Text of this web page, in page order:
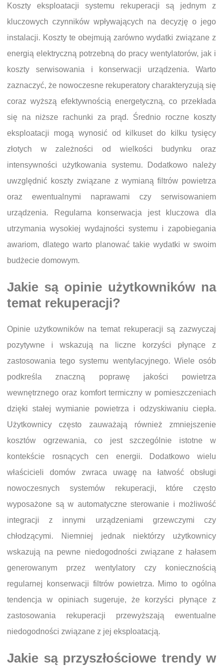
Koszty eksploatacji systemu rekuperacji są jednym z
kluczowych czynników wpływających na decyzję o jego
instalacji. Koszty te obejmują zarówno wydatki związane z
energią elektryczną potrzebną do pracy wentylatorów, jak i
koszty serwisowania i konserwacji urządzenia. Warto
zaznaczyć, że nowoczesne rekuperatory charakteryzują się
coraz wyższą efektywnością energetyczną, co przekłada
się na niższe rachunki za prąd. Średnio roczne koszty
eksploatacji mogą wynosić od kilkuset do kilku tysięcy
złotych w zależności od wielkości budynku oraz
intensywności użytkowania systemu. Dodatkowo należy
uwzględnić koszty związane z wymianą filtrów powietrza
oraz ewentualnymi naprawami czy serwisowaniem
urządzenia. Regularna konserwacja jest kluczowa dla
utrzymania wysokiej wydajności systemu i zapobiegania
awariom, dlatego warto planować takie wydatki w swoim
budżecie domowym.
Jakie są opinie użytkowników na
temat rekuperacji?
Opinie użytkowników na temat rekuperacji są zazwyczaj
pozytywne i wskazują na liczne korzyści płynące z
zastosowania tego systemu wentylacyjnego. Wiele osób
podkreśla znaczną poprawę jakości powietrza
wewnętrznego oraz komfort termiczny w pomieszczeniach
dzięki stałej wymianie powietrza i odzyskiwaniu ciepła.
Użytkownicy często zauważają również zmniejszenie
kosztów ogrzewania, co jest szczególnie istotne w
kontekście rosnących cen energii. Dodatkowo wielu
właścicieli domów zwraca uwagę na łatwość obsługi
nowoczesnych systemów rekuperacji, które często
wyposażone są w automatyczne sterowanie i możliwość
integracji z innymi urządzeniami grzewczymi czy
chłodzącymi. Niemniej jednak niektórzy użytkownicy
wskazują na pewne niedogodności związane z hałasem
generowanym przez wentylatory czy koniecznością
regularnej konserwacji filtrów powietrza. Mimo to ogólna
tendencja w opiniach sugeruje, że korzyści płynące z
zastosowania rekuperacji przewyższają ewentualne
niedogodności związane z jej eksploatacją.
Jakie są przyszłościowe trendy w